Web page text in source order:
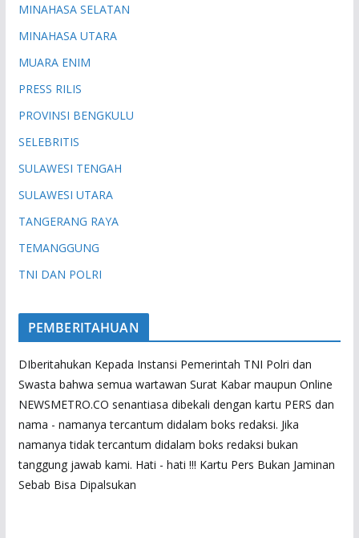
MINAHASA SELATAN
MINAHASA UTARA
MUARA ENIM
PRESS RILIS
PROVINSI BENGKULU
SELEBRITIS
SULAWESI TENGAH
SULAWESI UTARA
TANGERANG RAYA
TEMANGGUNG
TNI DAN POLRI
PEMBERITAHUAN
DIberitahukan Kepada Instansi Pemerintah TNI Polri dan
Swasta bahwa semua wartawan Surat Kabar maupun Online
NEWSMETRO.CO senantiasa dibekali dengan kartu PERS dan
nama - namanya tercantum didalam boks redaksi. Jika
namanya tidak tercantum didalam boks redaksi bukan
tanggung jawab kami. Hati - hati !!! Kartu Pers Bukan Jaminan
Sebab Bisa Dipalsukan